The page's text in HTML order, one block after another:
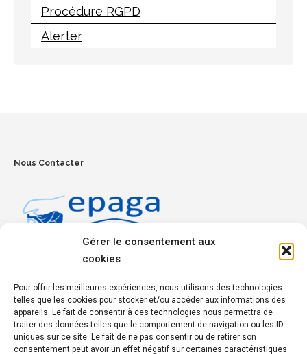
Gérer le consentement aux
cookies
Pour offrir les meilleures expériences, nous utilisons des technologies
telles que les cookies pour stocker et/ou accéder aux informations des
appareils. Le fait de consentir à ces technologies nous permettra de
traiter des données telles que le comportement de navigation ou les ID
uniques sur ce site. Le fait de ne pas consentir ou de retirer son
consentement peut avoir un effet négatif sur certaines caractéristiques
Procédure RGPD
Alerter
Nous Contacter
Penmez, 29150 Chateaulin
Tél : 02 98 16 14 15
Réseaux Sociaux